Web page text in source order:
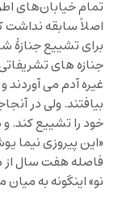
تمام خیابان‌های
اصلاً سابقه
برای تشییع جنازۀ
جنازه های
غیره آدم می آوردند
بیافتند. ولی در
خود را تشییع کند.
«این پیروزی نیما
فاصله هفت سال از
نو» اینگونه به میان